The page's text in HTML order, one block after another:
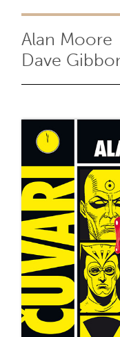
Alan Moore
Dave